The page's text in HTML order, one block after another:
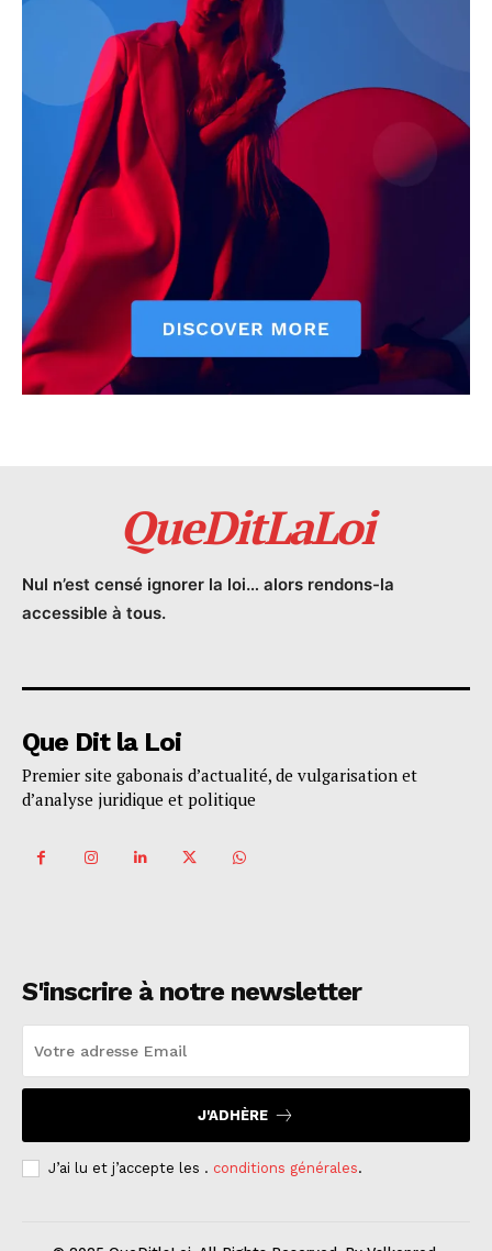
QueDitLaLoi
Nul n’est censé ignorer la loi… alors rendons-la
accessible à tous.
Que Dit la Loi
Premier site gabonais d’actualité, de vulgarisation et
d’analyse juridique et politique
S'inscrire à notre newsletter
J'ADHÈRE
J’ai lu et j’accepte les . conditions générales.